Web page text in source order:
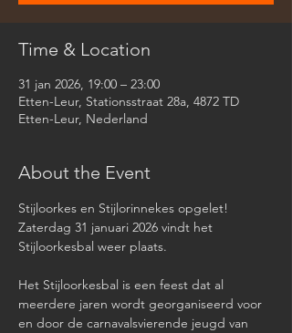
Time & Location
31 jan 2026, 19:00 – 23:00
Etten-Leur, Stationsstraat 28a, 4872 TD
Etten-Leur, Nederland
About the Event
Stijloorkes en Stijlorinnekes opgelet!
Zaterdag 31 januari 2026 vindt het
Stijloorkesbal weer plaats.
Het Stijloorkesbal is een feest dat al
meerdere jaren wordt georganiseerd voor
en door de carnavalsvierende jeugd van